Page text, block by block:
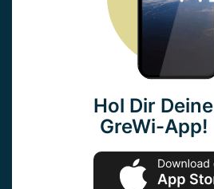
Hol Dir Deine
GreWi-App!